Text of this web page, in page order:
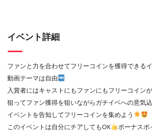
イベント詳細
ファンと力を合わせてフリーコインを獲得できる
動画テーマは自由
入賞者にはキャストにもファンにもフリーコイン
狙ってファン獲得を狙いながらガチイベへの意気
イベントを告知してフリーコインを集めよう
このイベントは自分にチアしてもOK
ボーナスポ